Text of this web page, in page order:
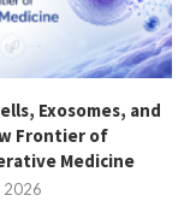
Exosomes, and
Frontier of
Medicine
2026